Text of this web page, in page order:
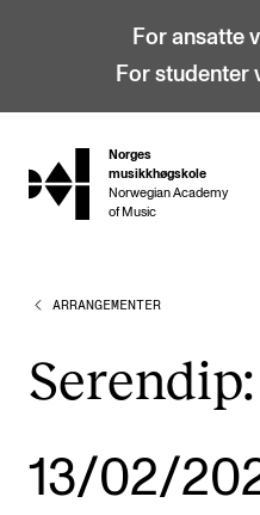
For ansatte
For studenter
hjem
Norges
musikkhøgskole
Norwegian Academy
of Music
STUDIER
Bachelor
Doktorgrad
ARRANGEMENTER
13/02/